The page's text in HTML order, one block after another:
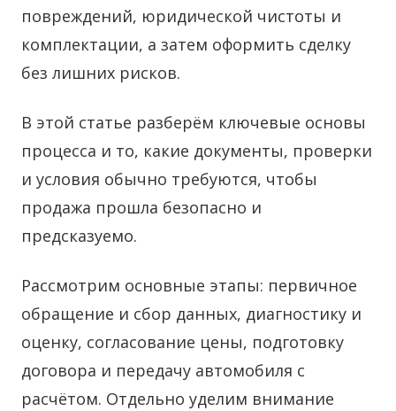
повреждений, юридической чистоты и
комплектации, а затем оформить сделку
без лишних рисков.
В этой статье разберём ключевые основы
процесса и то, какие документы, проверки
и условия обычно требуются, чтобы
продажа прошла безопасно и
предсказуемо.
Рассмотрим основные этапы: первичное
обращение и сбор данных, диагностику и
оценку, согласование цены, подготовку
договора и передачу автомобиля с
расчётом. Отдельно уделим внимание